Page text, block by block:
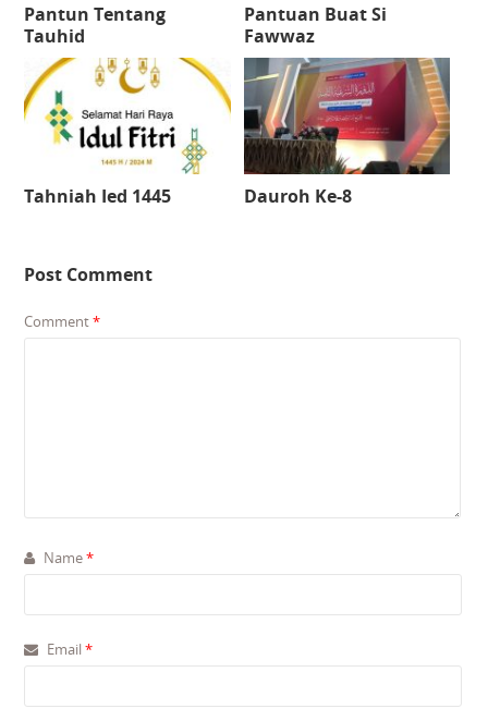
Pantun Tentang
Tauhid
Pantuan Buat Si
Fawwaz
Tahniah Ied 1445 Dauroh Ke-8
Post Comment
Comment*
Name*
Email*